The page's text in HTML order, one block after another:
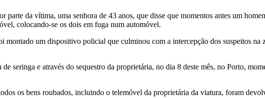
parte da vítima, uma senhora de 43 anos, que disse que momentos antes um
colocando-se os dois em fuga num automóvel.
um dispositivo policial que culminou com a intercepção dos suspeitos na
seringa e através do sequestro da proprietária, no dia 8 deste mês, no Porto,
os bens roubados, incluindo o telemóvel da proprietária da viatura, foram